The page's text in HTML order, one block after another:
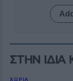
ΣΤΗΝ ΙΔΙΑ
ΧΩΡΙΑ